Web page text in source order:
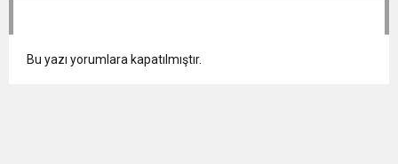
Bu yazı yorumlara kapatılmıştır.